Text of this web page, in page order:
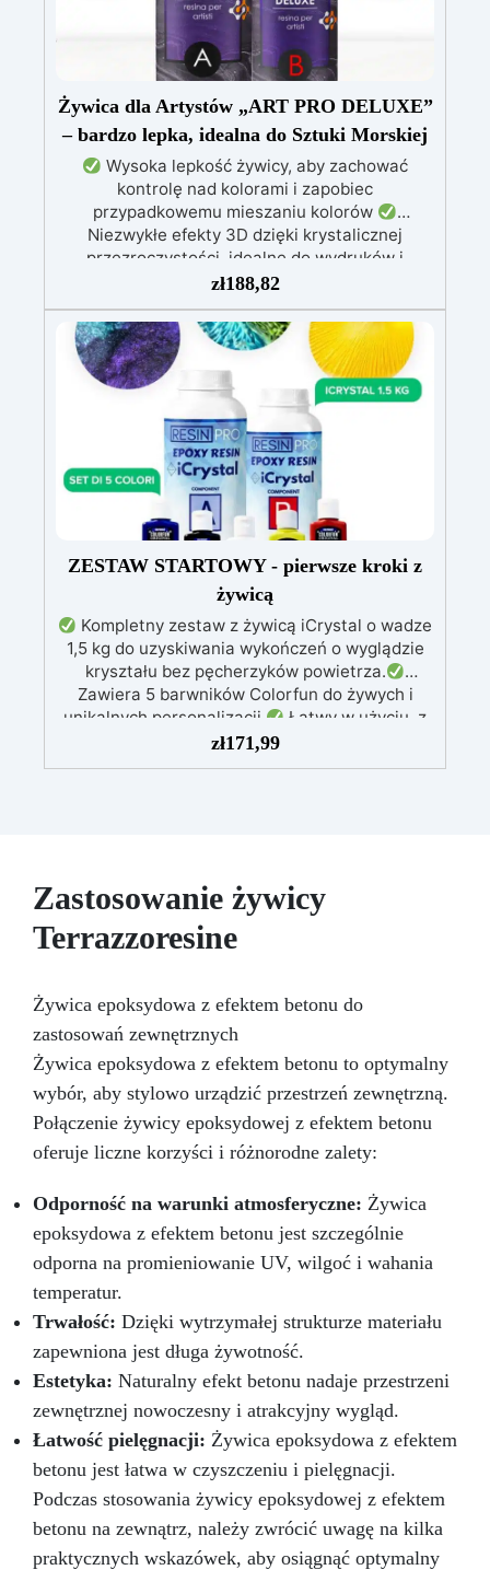
Żywica dla Artystów „ART PRO DELUXE”
– bardzo lepka, idealna do Sztuki Morskiej
Wysoka lepkość żywicy, aby zachować
kontrolę nad kolorami i zapobiec
przypadkowemu mieszaniu kolorów
Niezwykłe efekty 3D dzięki krystalicznej
przezroczystości, idealne do wydruków i
Nie kapie: wszechstronna aplikacja
na powierzchniach pochylonych, pionowych lub
Odporna na wilgoć, z błyszczącą i ochronną
powierzchnią, odpowiednia do każdego
środowiska
Bezpieczna i bezzapachowa,
wolna od rozpuszczalników i BPA, idealna do
komfortowej i przyjemnej pracy
zł188,82
ZESTAW STARTOWY - pierwsze kroki z
żywicą
Kompletny zestaw z żywicą iCrystal o wadze
1,5 kg do uzyskiwania wykończeń o wyglądzie
kryształu bez pęcherzyków powietrza.
Zawiera 5 barwników Colorfun do żywych i
unikalnych personalizacji.
Łatwy w użyciu, z
proporcją mieszania 2:1, idealny dla
początkujących.
Odporność na zarysowania,
zł171,99
Zastosowanie żywicy
Terrazzoresine
Żywica epoksydowa z efektem betonu do
zastosowań zewnętrznych
Żywica epoksydowa z efektem betonu to optymalny
wybór, aby stylowo urządzić przestrzeń zewnętrzną.
Połączenie żywicy epoksydowej z efektem betonu
oferuje liczne korzyści i różnorodne zalety:
Odporność na warunki atmosferyczne: Żywica
epoksydowa z efektem betonu jest szczególnie
odporna na promieniowanie UV, wilgoć i wahania
temperatur.
Trwałość: Dzięki wytrzymałej strukturze materiału
zapewniona jest długa żywotność.
Estetyka: Naturalny efekt betonu nadaje przestrzeni
zewnętrznej nowoczesny i atrakcyjny wygląd.
Łatwość pielęgnacji: Żywica epoksydowa z efektem
betonu jest łatwa w czyszczeniu i pielęgnacji.
Podczas stosowania żywicy epoksydowej z efektem
betonu na zewnątrz, należy zwrócić uwagę na kilka
praktycznych wskazówek, aby osiągnąć optymalny